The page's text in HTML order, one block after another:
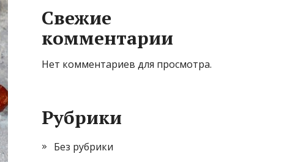
Свежие
комментарии
Нет комментариев для просмотра.
Рубрики
Без рубрики